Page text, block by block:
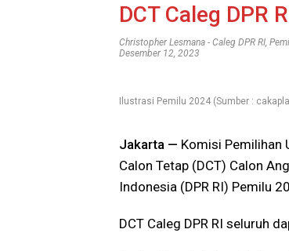
DCT Caleg DPR
Christopher Lesmana - Caleg DPR RI
Desember 12, 2023
Ilustrasi Pemilu 2024 (Sumber :
Jakarta — Komisi Pemilihan
Calon Tetap (DCT) Calon
Indonesia (DPR RI) Pemilu
DCT Caleg DPR RI seluruh